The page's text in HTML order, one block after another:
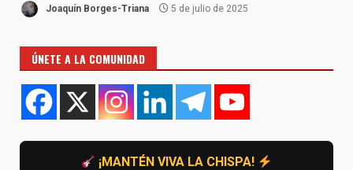
Joaquín Borges-Triana 5 de julio de 2025
ÚNETE A LA COMUNIDAD
¡MANTÉN VIVA LA CHISPA!